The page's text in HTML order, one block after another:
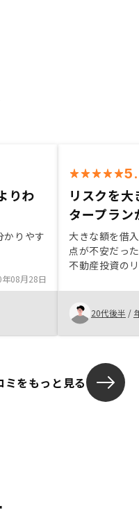
りわ
かりやす
08月28日
リスクを
タープラン
大きな額を借
点が不安だっ
不動産投資の
20代後半 /
ミをもっと見る